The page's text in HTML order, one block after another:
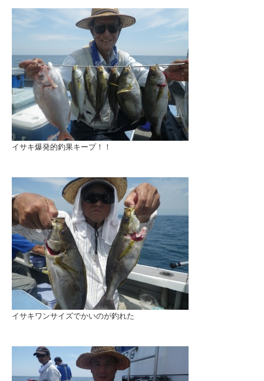
イサキ爆発的釣果キープ！！
イサキワンサイズでかいのが釣れた